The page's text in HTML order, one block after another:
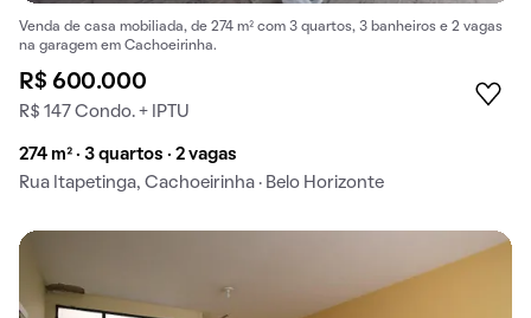
Venda de casa mobiliada, de 274 m² com 3 quartos, 3 banheiros e 2 vagas
na garagem em Cachoeirinha.
R$ 600.000
R$ 147 Condo. + IPTU
274 m² · 3 quartos · 2 vagas
Rua Itapetinga, Cachoeirinha · Belo Horizonte